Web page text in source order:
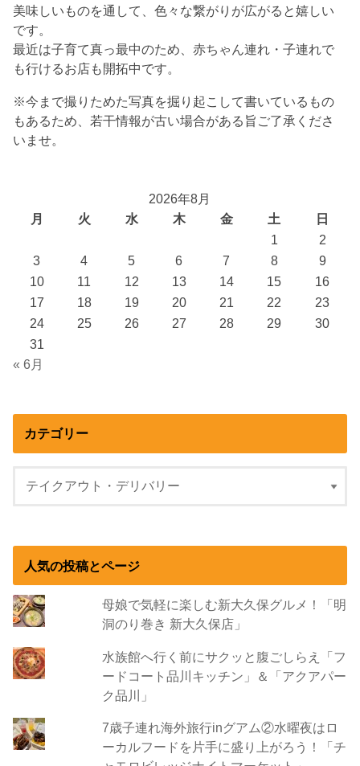
美味しいものを通して、色々な繋がりが広がると嬉しい
です。
最近は子育て真っ最中のため、赤ちゃん連れ・子連れで
も行けるお店も開拓中です。
※今まで撮りためた写真を掘り起こして書いているもの
もあるため、若干情報が古い場合がある旨ご了承くださ
いませ。
2026年8月
月
火 水 木 金 土
日
1
2
3
4 5 6 7 8
9
10
11 12 13 14 15
16
17
18 19 20 21 22
23
24
25 26 27 28 29
30
31
« 6月
カテゴリー
人気の投稿とページ
母娘で気軽に楽しむ新大久保グルメ！「明
洞のり巻き 新大久保店」
水族館へ行く前にサクッと腹ごしらえ「フ
ードコート品川キッチン」＆「アクアパー
ク品川」
7歳子連れ海外旅行inグアム②水曜夜はロ
ーカルフードを片手に盛り上がろう！「チ